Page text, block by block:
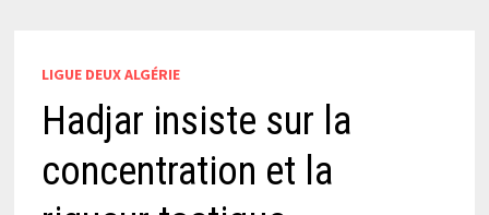
LIGUE DEUX ALGÉRIE
Hadjar insiste sur la
concentration et la